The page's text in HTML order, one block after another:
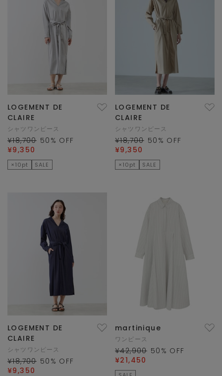
LOGEMENT DE
CLAIRE
シャツワンピース
¥18,700 50 % OFF
¥9,350
×10pt SALE
LOGEMENT DE
CLAIRE
シャツワンピース
¥18,700 50 % OFF
¥9,350
×10pt SALE
LOGEMENT DE
CLAIRE
シャツワンピース
¥18,700 50 % OFF
¥9,350
martinique
ワンピース
¥42,900 50 % OFF
¥21,450